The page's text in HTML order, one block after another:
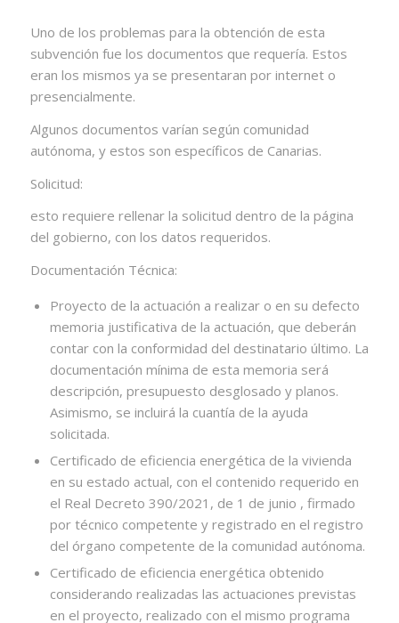
Uno de los problemas para la obtención de esta
subvención fue los documentos que requería. Estos
eran los mismos ya se presentaran por internet o
presencialmente.
Algunos documentos varían según comunidad
autónoma, y estos son específicos de Canarias.
Solicitud:
esto requiere rellenar la solicitud dentro de la página
del gobierno, con los datos requeridos.
Documentación Técnica:
Proyecto de la actuación a realizar o en su defecto
memoria justificativa de la actuación, que deberán
contar con la conformidad del destinatario último. La
documentación mínima de esta memoria será
descripción, presupuesto desglosado y planos.
Asimismo, se incluirá la cuantía de la ayuda
solicitada.
Certificado de eficiencia energética de la vivienda
en su estado actual, con el contenido requerido en
el Real Decreto 390/2021, de 1 de junio , firmado
por técnico competente y registrado en el registro
del órgano competente de la comunidad autónoma.
Certificado de eficiencia energética obtenido
considerando realizadas las actuaciones previstas
en el proyecto, realizado con el mismo programa